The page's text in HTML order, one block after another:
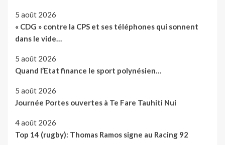
5 août 2026
« CDG » contre la CPS et ses téléphones qui sonnent
dans le vide…
5 août 2026
Quand l’Etat finance le sport polynésien…
5 août 2026
Journée Portes ouvertes à Te Fare Tauhiti Nui
4 août 2026
Top 14 (rugby): Thomas Ramos signe au Racing 92